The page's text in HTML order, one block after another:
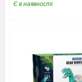
Є в наявності